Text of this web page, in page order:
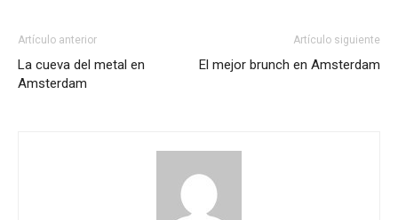
Artículo anterior
La cueva del metal en
Amsterdam
Artículo siguiente
El mejor brunch en Amsterdam